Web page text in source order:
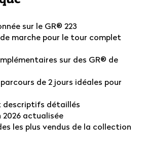
sur le GR® 223
marche pour le tour complet
sur des GR® de
de 2 jours idéales pour
descriptifs détaillés
actualisée
les plus vendus de la collection